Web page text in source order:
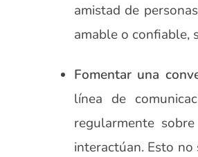
amistad de
amable o confiable,
Fomentar una
línea de
regularmente
interactúan. Esto